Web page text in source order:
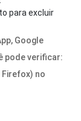
para excluir
Google
pode verificar:
Firefox) no